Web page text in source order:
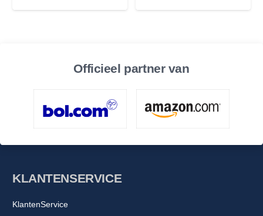
prijs
prijs
prijs
prijs
Officieel partner van
KLANTENSERVICE
KlantenService